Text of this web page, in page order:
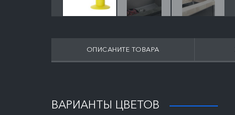
ОПИСАНИТЕ ТОВАРА
ВАРИАНТЫ ЦВЕТОВ